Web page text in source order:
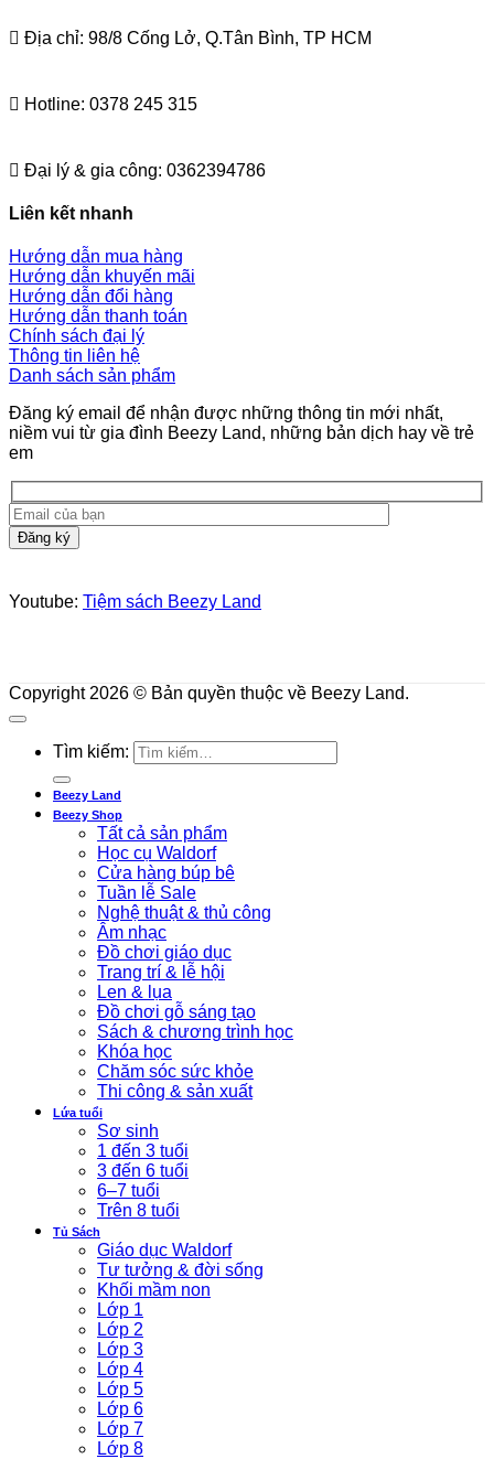
Địa chỉ: 98/8 Cống Lở, Q.Tân Bình, TP HCM
Hotline: 0378 245 315
Đại lý & gia công: 0362394786
Liên kết nhanh
Hướng dẫn mua hàng
Hướng dẫn khuyến mãi
Hướng dẫn đổi hàng
Hướng dẫn thanh toán
Chính sách đại lý
Thông tin liên hệ
Danh sách sản phẩm
Đăng ký email để nhận được những thông tin mới nhất,
niềm vui từ gia đình Beezy Land, những bản dịch hay về trẻ
em
Youtube: Tiệm sách Beezy Land
Copyright 2026 © Bản quyền thuộc về Beezy Land.
Tìm kiếm:
Beezy Land
Beezy Shop
Tất cả sản phẩm
Học cụ Waldorf
Cửa hàng búp bê
Tuần lễ Sale
Nghệ thuật & thủ công
Âm nhạc
Đồ chơi giáo dục
Trang trí & lễ hội
Len & lụa
Đồ chơi gỗ sáng tạo
Sách & chương trình học
Khóa học
Chăm sóc sức khỏe
Thi công & sản xuất
Lứa tuổi
Sơ sinh
1 đến 3 tuổi
3 đến 6 tuổi
6–7 tuổi
Trên 8 tuổi
Tủ Sách
Giáo dục Waldorf
Tư tưởng & đời sống
Khối mầm non
Lớp 1
Lớp 2
Lớp 3
Lớp 4
Lớp 5
Lớp 6
Lớp 7
Lớp 8